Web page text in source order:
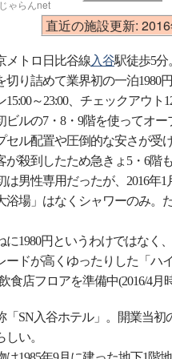
ゃらんnet
直近の施設更新:
メトロ日比谷線入谷駅徒歩5
切り詰めて業界初の一泊
15:00～23:00、チェックアウト
ビルの7・8・9階を使ってオ
セル配置や圧倒的な安さが受
が殺到したため急きょ5・6階
は男性専用だったが、2016年
浴場」はなくシャワーのみ。
に1980円というわけではなく
ードが高くゆったりした「ハ
食店フロアを準備中(2016/4月
「SN入谷ホテル」。開業当
しい。